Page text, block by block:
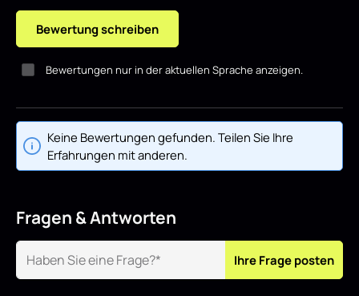
Bewertung schreiben
Bewertungen nur in der aktuellen Sprache anzeigen.
Keine Bewertungen gefunden. Teilen Sie Ihre
Erfahrungen mit anderen.
Fragen & Antworten
Ihre Frage posten